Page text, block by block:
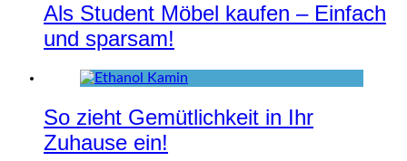
Als Student Möbel kaufen – Einfach
und sparsam!
So zieht Gemütlichkeit in Ihr
Zuhause ein!